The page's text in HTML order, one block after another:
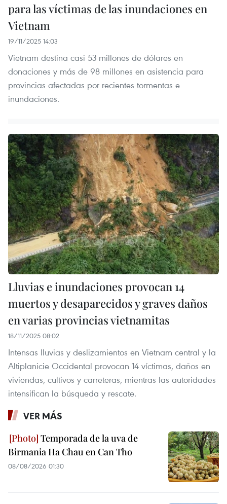
para las víctimas de las inundaciones en
Vietnam
19/11/2025 14:03
Vietnam destina casi 53 millones de dólares en
donaciones y más de 98 millones en asistencia para
provincias afectadas por recientes tormentas e
inundaciones.
Lluvias e inundaciones provocan 14
muertos y desaparecidos y graves daños
en varias provincias vietnamitas
18/11/2025 08:02
Intensas lluvias y deslizamientos en Vietnam central y la
Altiplanicie Occidental provocan 14 víctimas, daños en
viviendas, cultivos y carreteras, mientras las autoridades
intensifican la búsqueda y rescate.
VER MÁS
Temporada de la uva de
Birmania Ha Chau en Can Tho
08/08/2026 01:30